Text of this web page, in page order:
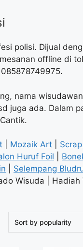
polisi. Dijual
offline di
nama
juga ada. Dalam
Mozaik Art
Huruf Foil
Selempang
Wisuda | Hadiah